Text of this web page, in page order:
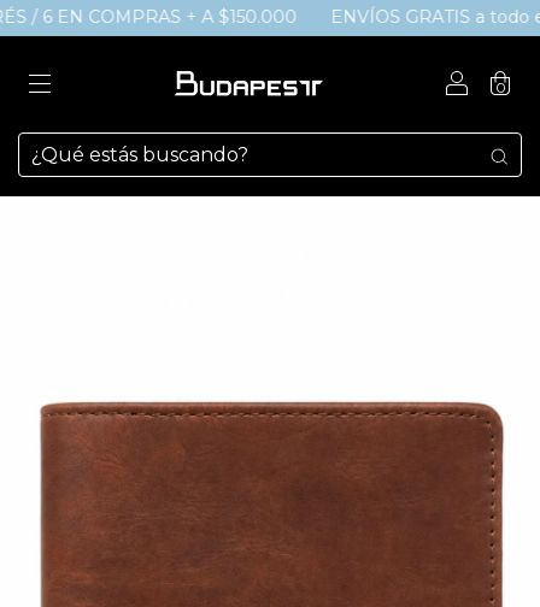
/ 6 EN COMPRAS + A $150.000 ENVÍOS GRATIS a todo
0